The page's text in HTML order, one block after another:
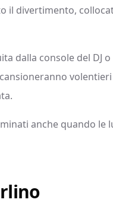
il divertimento,
dalla console del DJ
anche quando le